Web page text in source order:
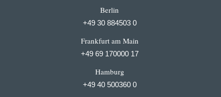
Berlin
+49 30 884503 0
Frankfurt am Main
+49 69 170000 17
Hamburg
+49 40 500360 0